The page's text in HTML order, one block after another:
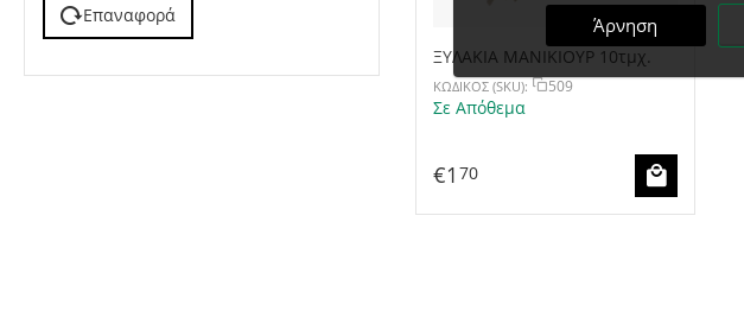
ΞΥΛΑΚΙΑ ΜΑΝΙΚΙΟΥΡ 10τμχ.
ΚΩΔΙΚΟΣ (SKU): 509
Σε Απόθεμα
€1 70
Επαναφορά Άρνηση